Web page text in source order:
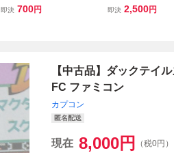
フト】ナムコ 貝獣物
即決 700円
オ・モンスター 箱
即決 2,500円
【中古品】ダックテイ
FC ファミコン
カプコン
匿名配送
現在 8,000円 （税0円）